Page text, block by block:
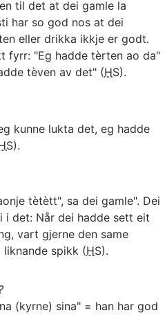
til det at dei gamle la
har so god nos at dei
eller drikka ikkje er godt.
fyrr: "Eg hadde tèrten ao da"
tèven av det" (HS).
kunne lukta det, eg hadde
).
tètètt", sa dei gamle". Dei
i det: Når dei hadde sett eit
vart gjerne den same
spikk (HS).
(kyrne) sina" = han har god